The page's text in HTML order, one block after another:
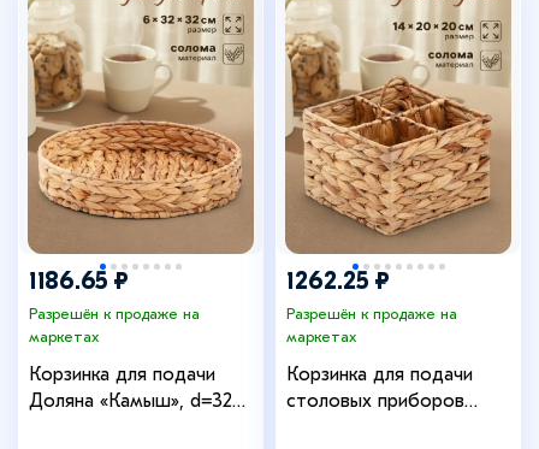
1186.65 ₽
Разрешён к продаже на
маркетах
Корзинка для подачи
Доляна «Камыш», d=32
1262.25 ₽
Разрешён к продаже на
маркетах
Корзинка для подачи
столовых приборов